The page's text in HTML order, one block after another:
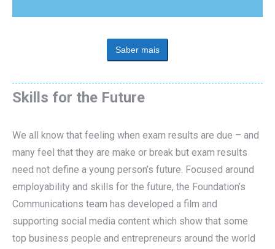
Saber mais
Skills for the Future
We all know that feeling when exam results are due – and
many feel that they are make or break but exam results
need not define a young person’s future. Focused around
employability and skills for the future, the Foundation’s
Communications team has developed a film and
supporting social media content which show that some
top business people and entrepreneurs around the world